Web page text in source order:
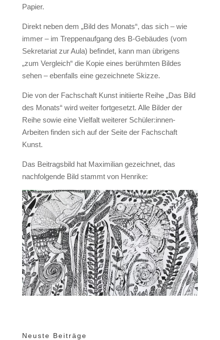
Papier.
Direkt neben dem „Bild des Monats“, das sich – wie
immer – im Treppenaufgang des B-Gebäudes (vom
Sekretariat zur Aula) befindet, kann man übrigens
„zum Vergleich“ die Kopie eines berühmten Bildes
sehen – ebenfalls eine gezeichnete Skizze.
Die von der Fachschaft Kunst initiierte Reihe „Das Bild
des Monats“ wird weiter fortgesetzt. Alle Bilder der
Reihe sowie eine Vielfalt weiterer Schüler:innen-
Arbeiten finden sich auf der Seite der Fachschaft
Kunst.
Das Beitragsbild hat Maximilian gezeichnet, das
nachfolgende Bild stammt von Henrike:
Neuste Beiträge